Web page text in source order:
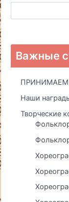
Важные
ПРИНИМАЕМ
Наши
Творческие